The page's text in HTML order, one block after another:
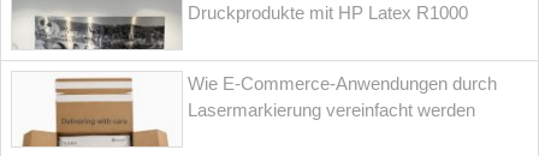
Druckprodukte mit HP Latex R1000
Wie E-Commerce-Anwendungen durch
Lasermarkierung vereinfacht werden